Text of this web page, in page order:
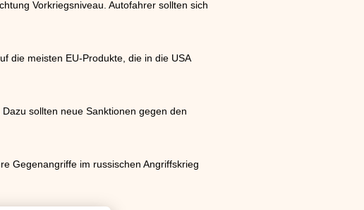
Vorkriegsniveau. Autofahrer sollten sich
die meisten EU-Produkte, die in die USA
sollten neue Sanktionen gegen den
Gegenangriffe im russischen Angriffskrieg